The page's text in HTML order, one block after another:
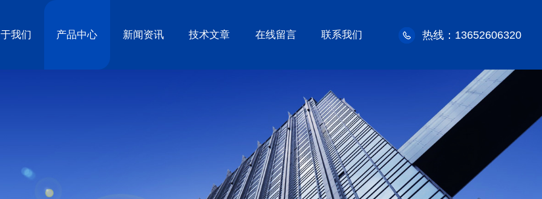
我们 产品中心 新闻资讯 技术文章 在线留言 联系我们 热线：13652606320